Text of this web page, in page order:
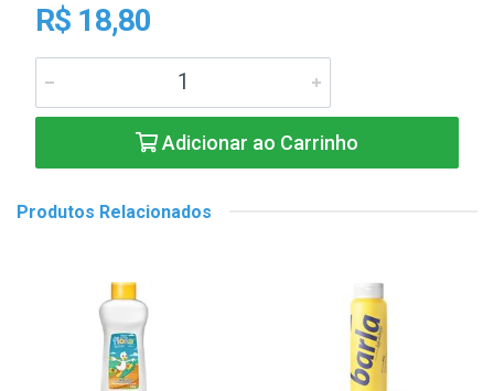
R$ 18,80
Adicionar ao Carrinho
Produtos Relacionados